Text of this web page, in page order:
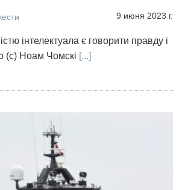
9 июня 2023 г.
інтелектуала є говорити правду і
(с) Ноам Чомскі [...]